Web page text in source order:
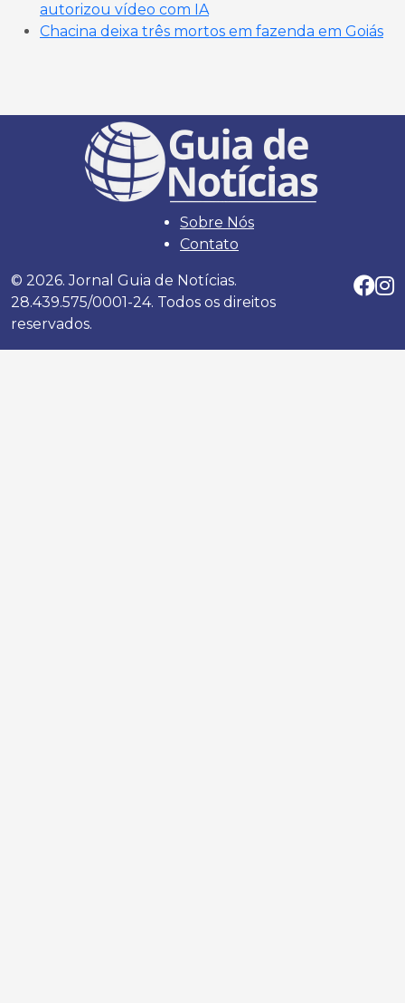
autorizou vídeo com IA
Chacina deixa três mortos em fazenda em Goiás
Sobre Nós
Contato
© 2026. Jornal Guia de Notícias.
28.439.575/0001-24. Todos os direitos
reservados.